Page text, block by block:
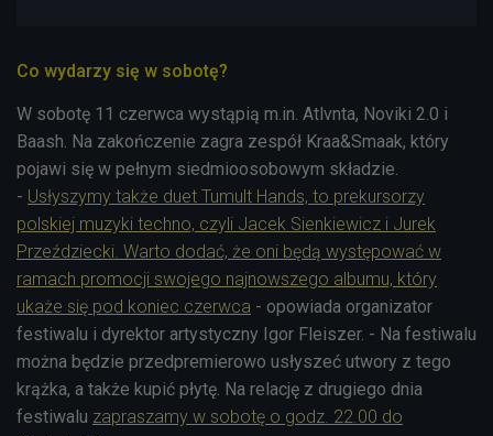
Co wydarzy się w sobotę?
W sobotę 11 czerwca wystąpią m.in. Atlvnta, Noviki 2.0 i
Baash. Na zakończenie zagra zespół Kraa&Smaak, który
pojawi się w pełnym siedmioosobowym składzie.
- Usłyszymy także duet Tumult Hands, to prekursorzy
polskiej muzyki techno, czyli Jacek Sienkiewicz i Jurek
Przeździecki. Warto dodać, że oni będą występować w
ramach promocji swojego najnowszego albumu, który
ukaże się pod koniec czerwca - opowiada organizator
festiwalu i dyrektor artystyczny Igor Fleiszer. - Na festiwalu
można będzie przedpremierowo usłyszeć utwory z tego
krążka, a także kupić płytę. Na relację z drugiego dnia
festiwalu zapraszamy w sobotę o godz. 22.00 do